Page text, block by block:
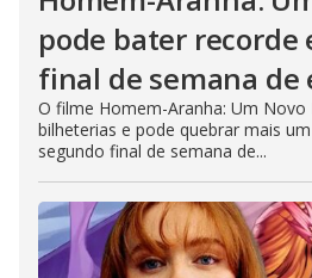
pode bater recorde
final de semana de
O filme Homem-Aranha: Um
bilheterias e pode quebrar mais
segundo final de semana de...